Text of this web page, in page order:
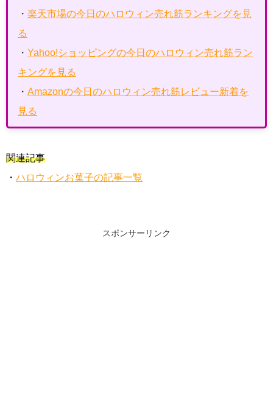
・ 楽天市場の今日のハロウィン売れ筋ランキングを見
る
・ Yahoo!ショッピングの今日のハロウィン売れ筋ラン
キングを見る
・ Amazonの今日のハロウィン売れ筋レビュー新着を
見る
関連記事
・ ハロウィンお菓子の記事一覧
スポンサーリンク